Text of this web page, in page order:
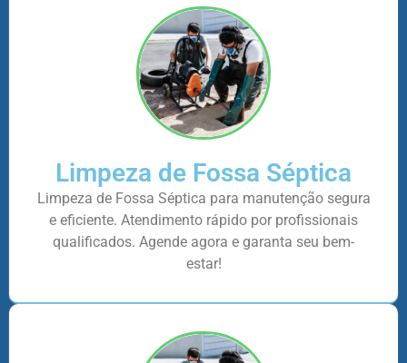
Limpeza de Fossa Séptica
Limpeza de Fossa Séptica para manutenção segura
e eficiente. Atendimento rápido por profissionais
qualificados. Agende agora e garanta seu bem-
estar!